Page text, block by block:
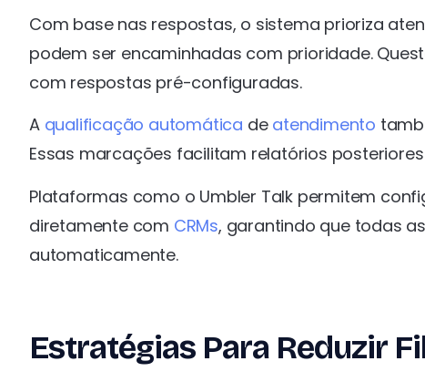
Com base nas respostas, o sistema prioriza
podem ser encaminhadas com prioridade.
com respostas pré-configuradas.
A qualificação automática de atendimento
Essas marcações facilitam relatórios
Plataformas como o Umbler Talk permitem
diretamente com CRMs, garantindo que todas
automaticamente.
Estratégias Para Reduzir